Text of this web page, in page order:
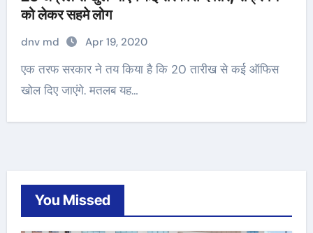
को लेकर सहमे लोग
dnv md Apr 19, 2020
एक तरफ सरकार ने तय किया है कि 20 तारीख से कई ऑफिस
खोल दिए जाएंगे. मतलब यह…
You Missed